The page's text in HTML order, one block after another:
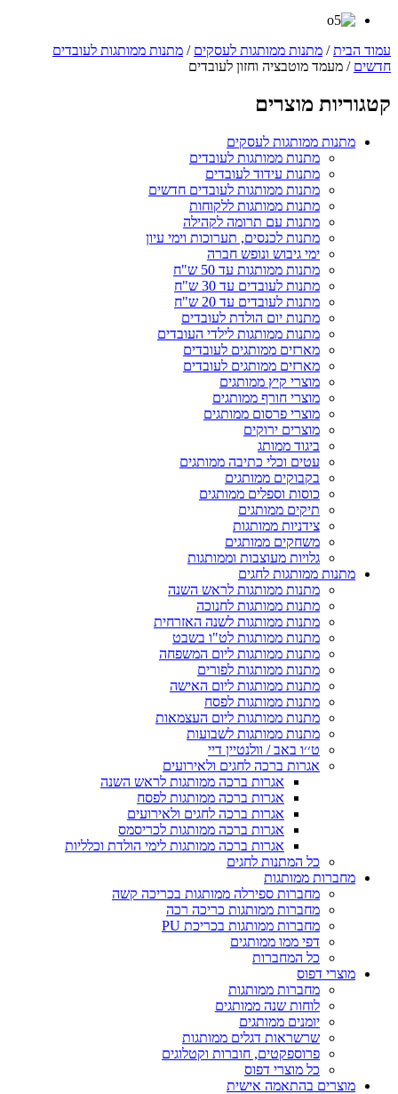
עמוד הבית/ מתנות ממותגות לעסקים / מתנות ממותגות לעובדים
חדשים / מעמד מוטבציה וחזון לעובדים
קטגוריות מוצרים
מתנות ממותגות לעסקים
מתנות ממותגות לעובדים
מתנות עידוד לעובדים
מתנות ממותגות לעובדים חדשים
מתנות ממותגות ללקוחות
מתנות עם תרומה לקהילה
מתנות לכנסים, תערוכות וימי עיון
ימי גיבוש ונופש חברה
מתנות ממותגות עד 50 ש"ח
מתנות לעובדים עד 30 ש"ח
מתנות לעובדים עד 20 ש"ח
מתנות יום הולדת לעובדים
מתנות ממותגות לילדי העובדים
מארזים ממותגים לעובדים
מארזים ממותגים לעובדים
מוצרי קיץ ממותגים
מוצרי חורף ממותגים
מוצרי פרסום ממותגים
מוצרים ירוקים
ביגוד ממותג
עטים וכלי כתיבה ממותגים
בקבוקים ממותגים
כוסות וספלים ממותגים
תיקים ממותגים
צידניות ממותגות
משחקים ממותגים
גלויות מעוצבות וממותגות
מתנות ממותגות לחגים
מתנות ממותגות לראש השנה
מתנות ממותגות לחנוכה
מתנות ממותגות לשנה האזרחית
מתנות ממותגות לט"ו בשבט
מתנות ממותגות ליום המשפחה
מתנות ממותגות לפורים
מתנות ממותגות ליום האישה
מתנות ממותגות לפסח
מתנות ממותגות ליום העצמאות
מתנות ממותגות לשבועות
ט׳׳ו באב / וולנטיין דיי
אגרות ברכה לחגים ולאירועים
אגרות ברכה ממותגות לראש השנה
אגרות ברכה ממותגות לפסח
אגרות ברכה לחגים ולאירועים
אגרות ברכה ממותגות לכריסמס
אגרות ברכה ממותגות לימי הולדת וכלליות
כל המתנות לחגים
מחברות ממותגות
מחברות ספירלה ממותגות בכריכה קשה
מחברות ממותגות כריכה רכה
מחברות ממותגות בכריכת PU
דפי ממו ממותגים
כל המחברות
מוצרי דפוס
מחברות ממותגות
לוחות שנה ממותגים
יומנים ממותגים
שרשראות דגלים ממותגות
פרוספקטים, חוברות וקטלוגים
כל מוצרי דפוס
מוצרים בהתאמה אישית